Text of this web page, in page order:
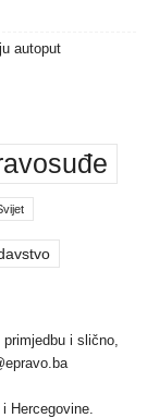
autoput
, primjedbu i slično,
Hercegovine.